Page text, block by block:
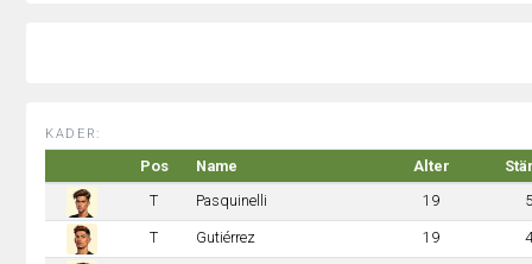
KADER:
Pos Name Alter
T
Pasquinelli 19 5
T Gutiérrez 19 4